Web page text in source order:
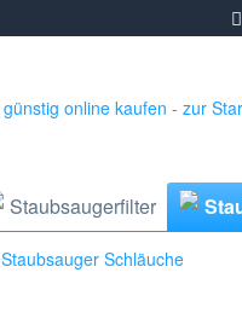
Staubsaugerfilter
Staubsauger Schläuche